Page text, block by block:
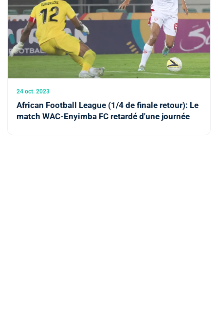
24 oct. 2023
African Football League (1/4 de finale retour): Le
match WAC-Enyimba FC retardé d'une journée